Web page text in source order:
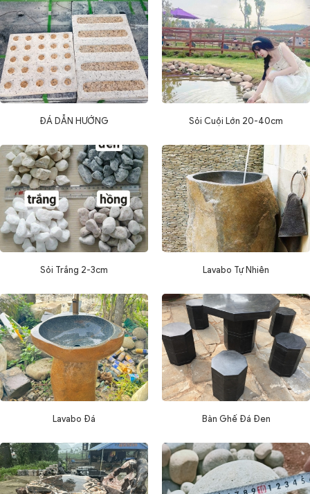
ĐÁ DẪN HƯỚNG Sỏi Cuội Lớn 20-40cm
Sỏi Trắng 2-3cm Lavabo Tự Nhiên
Lavabo Đá Bàn Ghế Đá Đen